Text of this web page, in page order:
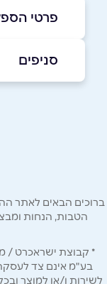
פרטי
טלפון*
סניפים
הטבות, הנחות
* קבוצת ישראכרט /
בע"מ אינם צד
לשירות ו/או למוצר